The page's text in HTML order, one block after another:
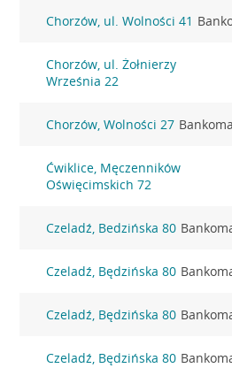
Chorzów, ul. Wolności 41
Chorzów, ul. Żołnierzy
Września 22
Chorzów, Wolności 27
Ćwiklice, Męczenników
Oświęcimskich 72
Czeladź, Bedzińska 80
Czeladź, Będzińska 80
Czeladź, Będzińska 80
Czeladź, Będzińska 80